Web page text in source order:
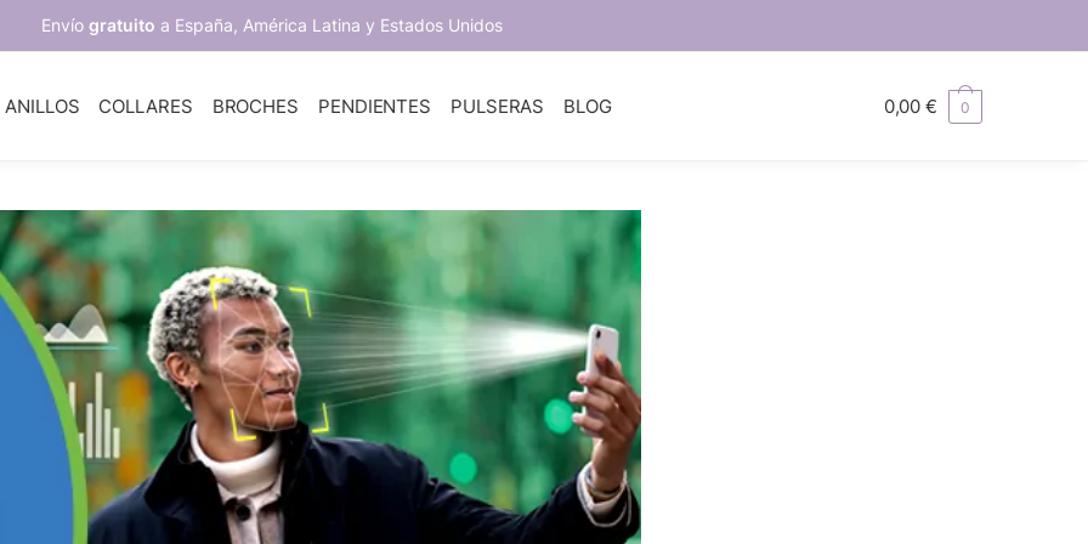
Envío gratuito a España, América Latina y Estados Unidos
ANILLOS COLLARES BROCHES PENDIENTES PULSERAS BLOG 0,00€ 0